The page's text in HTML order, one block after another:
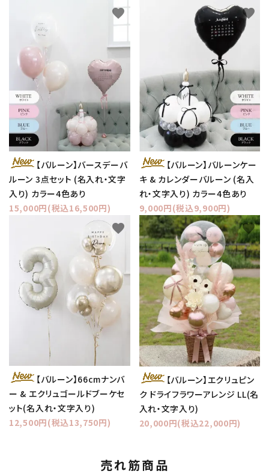
【バルーン】バースデーバ
ルーン 3点セット (名入れ・文字
入り) カラー4色あり
15,000円(税込16,500円)
favorite
【バルーン】バルーンケー
キ & カレンダーバルーン (名入
れ・文字入り) カラー4色あり
9,000円(税込9,900円)
favorite
【バルーン】66cmナンバ
ー & エクリュゴールドブーケセ
ット(名入れ・文字入り)
12,500円(税込13,750円)
favorite
【バルーン】エクリュピン
ク ドライフラワーアレンジ LL(名
入れ・文字入り)
20,000円(税込22,000円)
favorite
売れ筋商品